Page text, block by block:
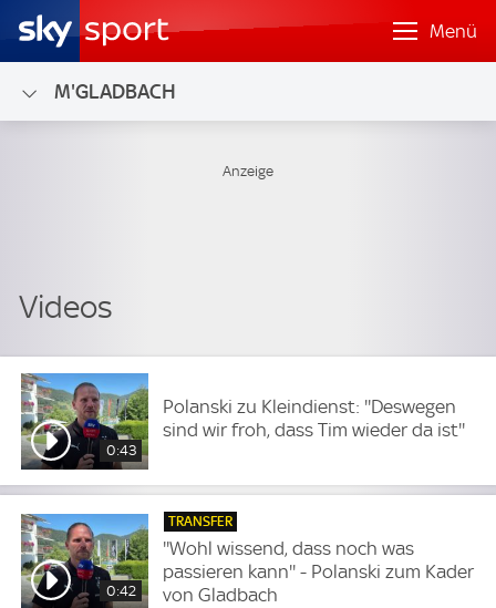
Menü
M'GLADBACH
0:43
Polanski zu Kleindienst: ''Deswegen
sind wir froh, dass Tim wieder da ist''
0:42
TRANSFER
''Wohl wissend, dass noch was
passieren kann'' - Polanski zum Kader
von Gladbach